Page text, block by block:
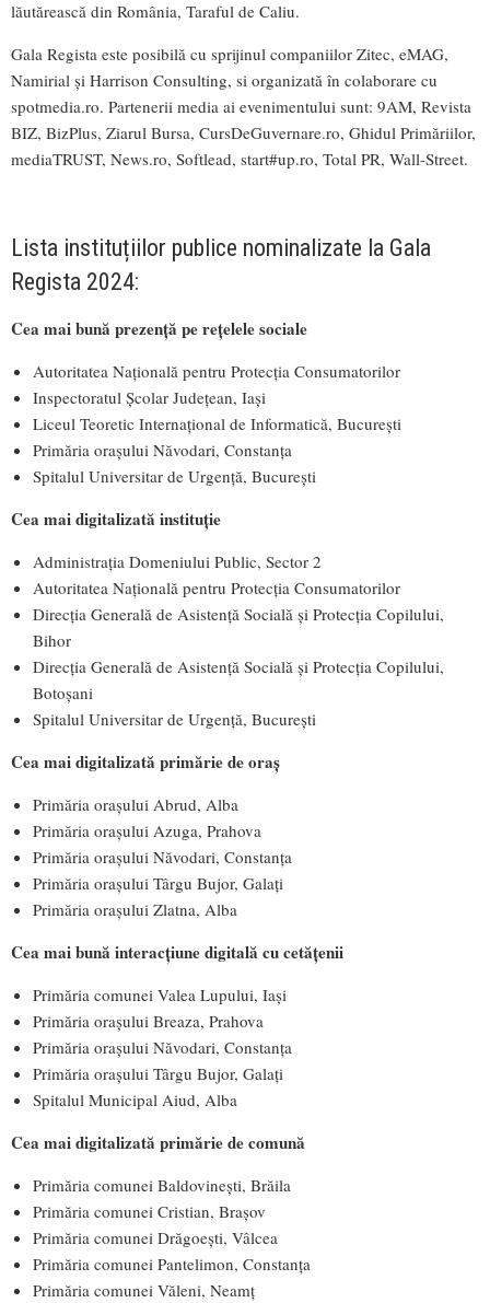
lăutărească din România, Taraful de Caliu.
Gala Regista este posibilă cu sprijinul companiilor Zitec, eMAG,
Namirial și Harrison Consulting, si organizată în colaborare cu
spotmedia.ro. Partenerii media ai evenimentului sunt: 9AM, Revista
BIZ, BizPlus, Ziarul Bursa, CursDeGuvernare.ro, Ghidul Primăriilor,
mediaTRUST, News.ro, Softlead, start#up.ro, Total PR, Wall-Street.
Lista instituțiilor publice nominalizate la Gala
Regista 2024:
Cea mai bună prezență pe rețelele sociale
Autoritatea Națională pentru Protecția Consumatorilor
Inspectoratul Școlar Județean, Iași
Liceul Teoretic Internațional de Informatică, București
Primăria orașului Năvodari, Constanța
Spitalul Universitar de Urgență, București
Cea mai digitalizată instituție
Administrația Domeniului Public, Sector 2
Autoritatea Națională pentru Protecția Consumatorilor
Direcția Generală de Asistență Socială și Protecția Copilului,
Bihor
Direcția Generală de Asistență Socială și Protecția Copilului,
Botoșani
Spitalul Universitar de Urgență, București
Cea mai digitalizată primărie de oraș
Primăria orașului Abrud, Alba
Primăria orașului Azuga, Prahova
Primăria orașului Năvodari, Constanța
Primăria orașului Târgu Bujor, Galați
Primăria orașului Zlatna, Alba
Cea mai bună interacțiune digitală cu cetățenii
Primăria comunei Valea Lupului, Iași
Primăria orașului Breaza, Prahova
Primăria orașului Năvodari, Constanța
Primăria orașului Târgu Bujor, Galați
Spitalul Municipal Aiud, Alba
Cea mai digitalizată primărie de comună
Primăria comunei Baldovinești, Brăila
Primăria comunei Cristian, Brașov
Primăria comunei Drăgoeşti, Vâlcea
Primăria comunei Pantelimon, Constanța
Primăria comunei Văleni, Neamț